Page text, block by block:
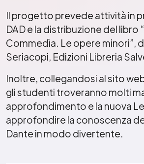
Il progetto prevede attività in
DAD e la distribuzione del libro
Commedìa. Le opere minori”,
Seriacopi, Edizioni Libreria
Inoltre, collegandosi al sito
gli studenti troveranno molti
approfondimento e la nuova
approfondire la conoscenza
Dante in modo divertente.